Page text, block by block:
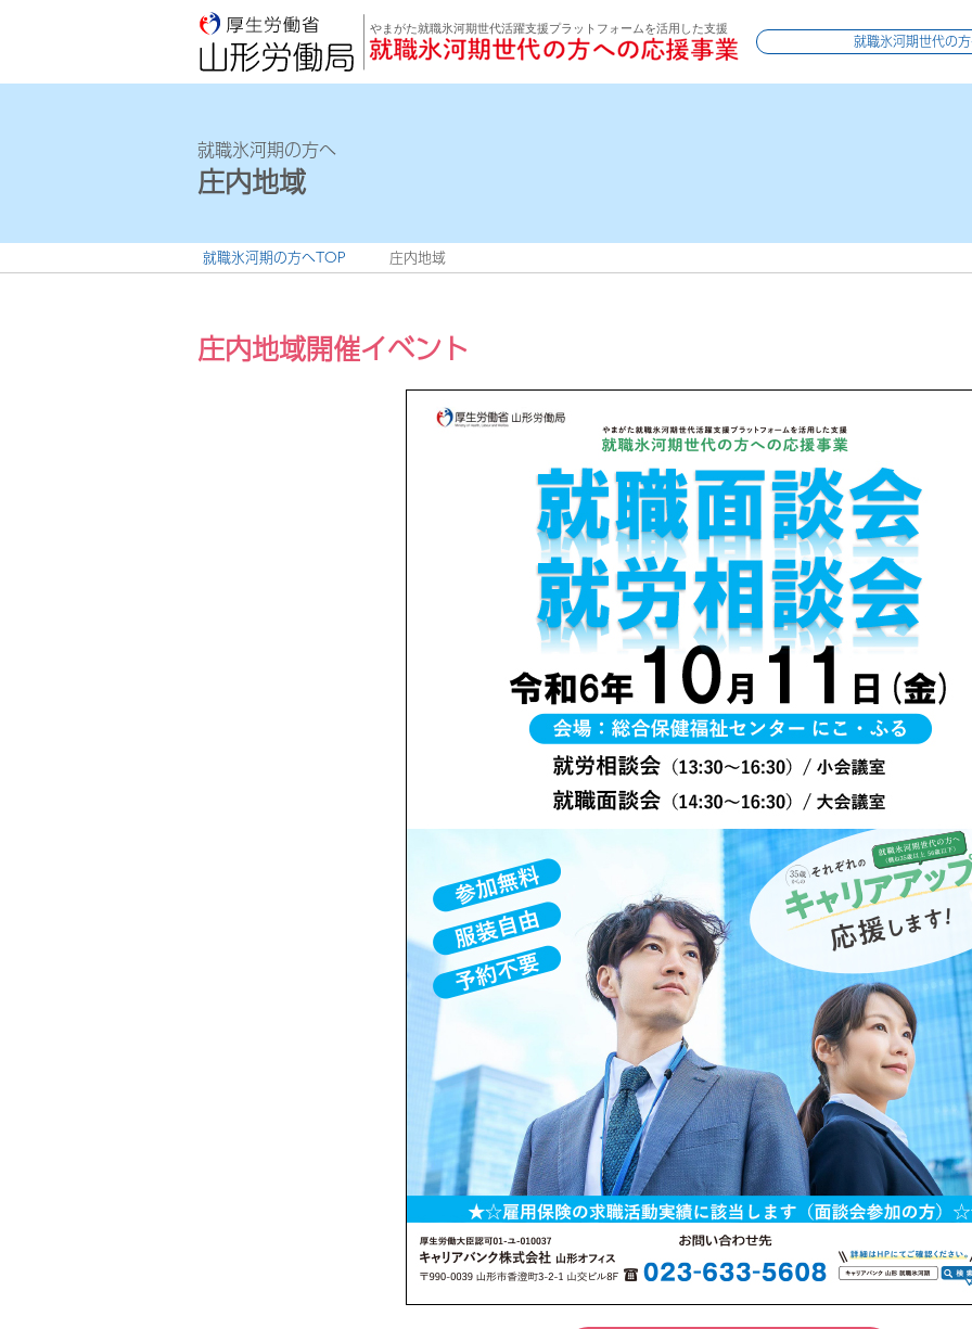
就職氷河期世代の
就職氷河期の方へ
庄内地域
就職氷河期の方へTOP 庄内地域
庄内地域開催イベント